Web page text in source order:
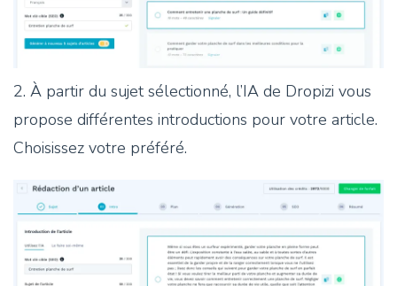
2. À partir du sujet sélectionné, l’IA de Dropizi vous
propose différentes introductions pour votre article.
Choisissez votre préféré.